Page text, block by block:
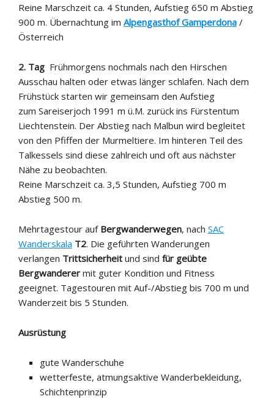
Reine Marschzeit ca. 4 Stunden, Aufstieg 650 m Abstieg
900 m. Übernachtung im Alpengasthof Gamperdona /
Österreich
2. Tag Frühmorgens nochmals nach den Hirschen
Ausschau halten oder etwas länger schlafen. Nach dem
Frühstück starten wir gemeinsam den Aufstieg
zum Sareiserjoch 1991 m ü.M. zurück ins Fürstentum
Liechtenstein. Der Abstieg nach Malbun wird begleitet
von den Pfiffen der Murmeltiere. Im hinteren Teil des
Talkessels sind diese zahlreich und oft aus nächster
Nähe zu beobachten.
Reine Marschzeit ca. 3,5 Stunden, Aufstieg 700 m
Abstieg 500 m.
Mehrtagestour auf Bergwanderwegen, nach SAC
Wanderskala T2. Die geführten Wanderungen
verlangen Trittsicherheit und sind für geübte
Bergwanderer mit guter Kondition und Fitness
geeignet. Tagestouren mit Auf-/Abstieg bis 700 m und
Wanderzeit bis 5 Stunden.
Ausrüstung
gute Wanderschuhe
wetterfeste, atmungsaktive Wanderbekleidung,
Schichtenprinzip